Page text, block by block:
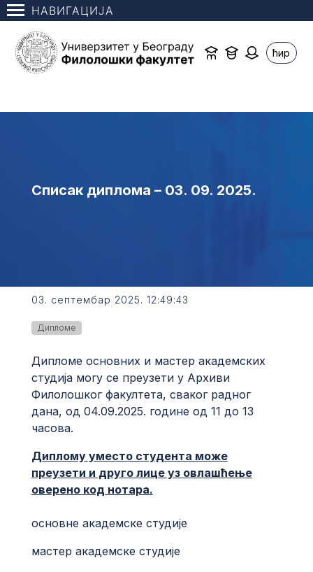
НАВИГАЦИЈА
ћир
Списак диплома – 03. 09. 2025.
03. септембар 2025. 12:49:43
Дипломе
Дипломе основних и мастер академских
студија могу се преузети у Архиви
Филолошког факултета, сваког радног
дана, од 04.09.2025. године од 11 до 13
часова.
Диплому уместо студента може
преузети и друго лице уз овлашћење
оверено код нотара.
основне академске студије
мастер академске студије